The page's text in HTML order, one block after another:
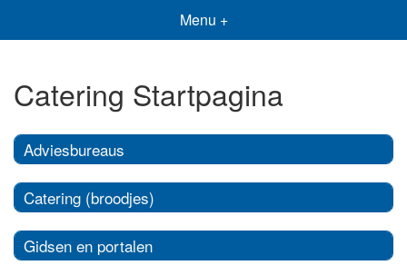
Menu +
Catering Startpagina
Adviesbureaus
Catering (broodjes)
Gidsen en portalen